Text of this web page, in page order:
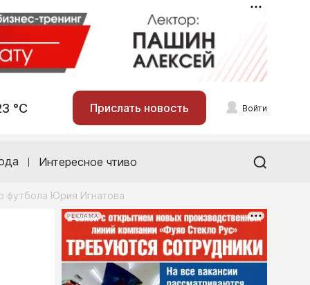
°С Прислать новость Войти
Интересное чтиво
футбола Юрия Игнатова
РЕКЛАМА